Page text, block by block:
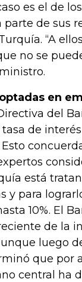
es el de
de sus
“A
no se
en
del
de
está
y para
10%. El
de la
luego
que por
central ha